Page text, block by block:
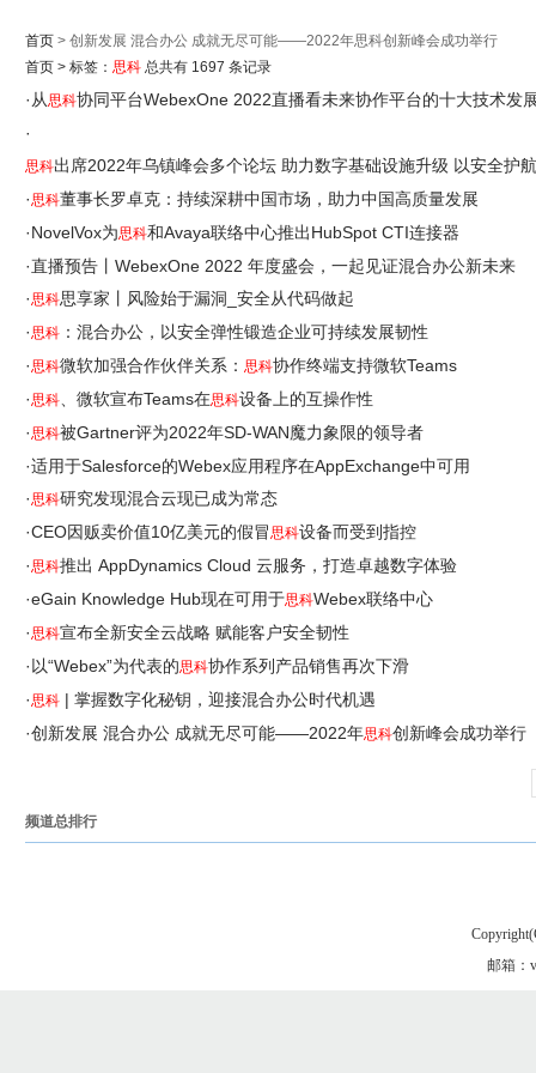
首页> 创新发展 混合办公 成就无尽可能——2022年思科创新峰会成功举行
首页> 标签： 思科总共有 1697 条记录
· 从思科协同平台WebexOne 2022直播看未来协作平台的十大技术发
·
思科出席2022年乌镇峰会多个论坛 助力数字基础设施升级 以安全护
·思科董事长罗卓克：持续深耕中国市场，助力中国高质量发展
·NovelVox为思科和Avaya联络中心推出HubSpot CTI连接器
·直播预告丨WebexOne 2022 年度盛会，一起见证混合办公新未来
·思科思享家丨风险始于漏洞_安全从代码做起
·思科：混合办公，以安全弹性锻造企业可持续发展韧性
·思科微软加强合作伙伴关系： 思科协作终端支持微软Teams
·思科、微软宣布Teams在思科设备上的互操作性
·思科被Gartner评为2022年SD-WAN魔力象限的领导者
·适用于Salesforce的Webex应用程序在AppExchange中可用
·思科研究发现混合云现已成为常态
·CEO因贩卖价值10亿美元的假冒思科设备而受到指控
·思科推出 AppDynamics Cloud 云服务，打造卓越数字体验
·eGain Knowledge Hub现在可用于思科Webex联络中心
·思科宣布全新安全云战略 赋能客户安全韧性
· 以“Webex”为代表的思科协作系列产品销售再次下滑
·思科| 掌握数字化秘钥，迎接混合办公时代机遇
·创新发展 混合办公 成就无尽可能——2022年思科创新峰会成功举行
频道总排行
邮箱：